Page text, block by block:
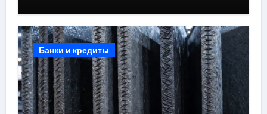
Банки и кредиты